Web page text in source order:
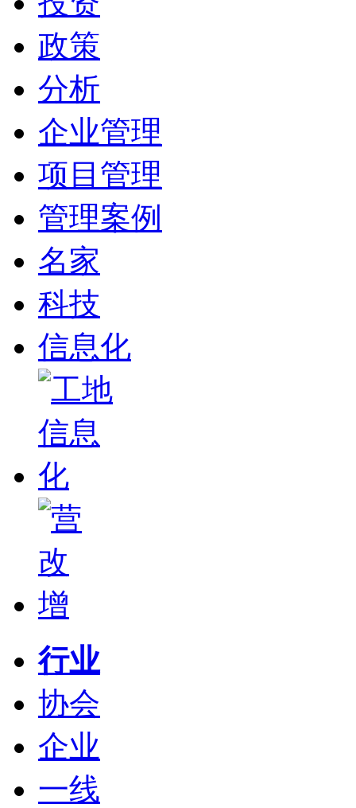
政策
分析
企业管理
项目管理
管理案例
名家
科技
信息化
行业
协会
企业
一线